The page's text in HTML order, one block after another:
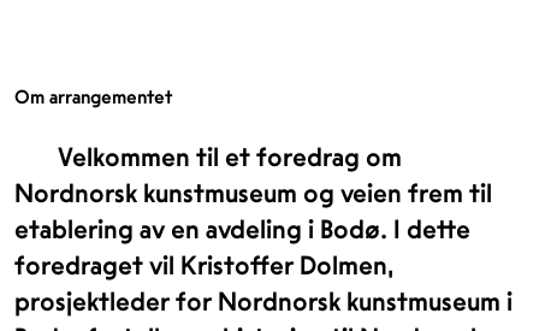
Om arrangementet
Velkommen til et foredrag om
Nordnorsk kunstmuseum og veien frem til
etablering av en avdeling i Bodø. I dette
foredraget vil Kristoffer Dolmen,
prosjektleder for Nordnorsk kunstmuseum i